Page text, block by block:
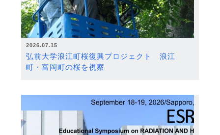
2026.07.15
弘前大学浪江町桜復興プロジェクト 浪江
町・富岡町の桜を視察